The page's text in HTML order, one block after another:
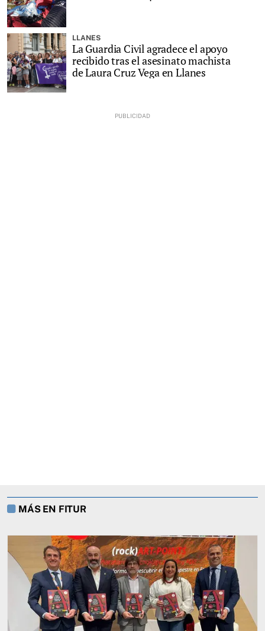
LLANES
La Guardia Civil agradece el apoyo
recibido tras el asesinato machista
de Laura Cruz Vega en Llanes
MÁS EN FITUR